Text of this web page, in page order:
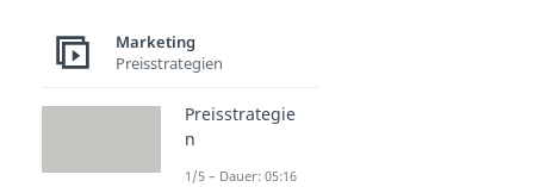
Marketing
Preisstrategien
Preisstrategie
n
1/5 – Dauer: 05:16